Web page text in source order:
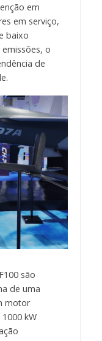
em
em serviço,
baixo
o
de
são
de uma
motor
kW